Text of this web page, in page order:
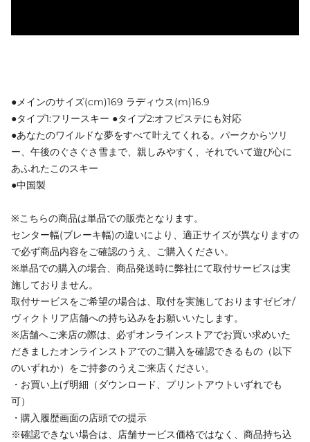
●メインのサイズ(cm)169 ラディウス(m)16.9
●タイプ1:フリースキー ●タイプ2:オフピステにも対応
●あなたのワイルドな夢をすべて叶えてくれる。パークからツリ
ー、午後のぐさぐさ雪まで、親しみやすく、それでいて遊び心に
あふれたこのスキー
●中国製
※こちらの商品は単品での販売となります。
センター幅(ブレーキ幅)の違いにより、適正サイズが異なりますの
で必ず商品内容をご確認のうえ、ご購入ください。
※単品での購入の場合、商品発送時に弊社にて取付サービスは実
施しておりません。
取付サービスをご希望の場合は、取付を実施しておりますゼビオ/
ヴィクトリア店舗への持ち込みをお願いいたします。
※店舗へご来店の際は、必ずオンラインストアでお買い求めいた
だきましたオンラインストアでのご購入を確認できるもの（以下
のいずれか）をご持参のうえご来店ください。
・お買い上げ明細（ダウンロード、プリントアウトいずれでも
可）
・購入履歴画面の店頭での提示
※確認できない場合は、店舗サービス価格ではなく、商品持ち込